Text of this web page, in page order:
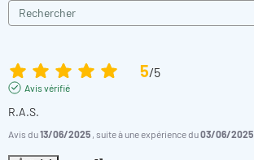
5/5
Avis vérifié
R.A.S.
Avis du13/06/2025 , suite à une expérience du03/06/2025